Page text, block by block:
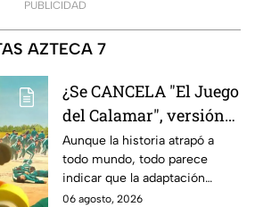
PUBLICIDAD
AZTECA 7
¿Se CANCELA "El Juego
del Calamar", versión
Estados Unidos? Esto
es lo que se sabe al
momento
Aunque la historia atrapó a
todo mundo, todo parece
indicar que la adaptación
podría ser cancelada:
06 agosto, 2026